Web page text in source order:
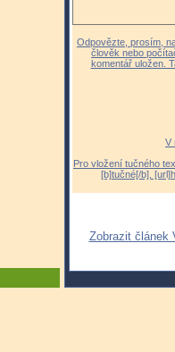
Odpovězte, prosím,
člověk nebo
komentář uložen.
V
Pro vložení tučného
[b]tučné[/b],
Zobrazit článek